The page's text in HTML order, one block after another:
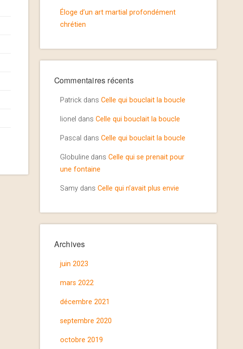
Éloge d’un art martial profondément
chrétien
Commentaires récents
Patrickdans Celle qui bouclait la boucle
lionel dans Celle qui bouclait la boucle
Pascal dans Celle qui bouclait la boucle
Globulinedans Celle qui se prenait pour
une fontaine
Samydans Celle qui n’avait plus envie
Archives
juin 2023
mars 2022
décembre 2021
septembre 2020
octobre 2019